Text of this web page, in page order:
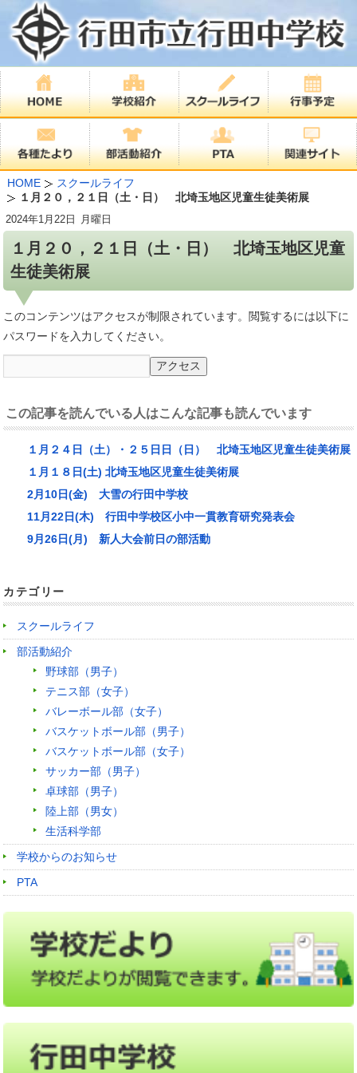
HOME
スクールライフ
１月２０，２１日（土・日） 北埼玉地区児童生徒美術展
１月２０，２１日（土・日） 北埼玉地区児童
生徒美術展
2024年1月22日 月曜日
このコンテンツはアクセスが制限されています。閲覧するには以下に
パスワードを入力してください。
この記事を読んでいる人はこんな記事も読んでいます
１月２４日（土）・２５日日（日） 北埼玉地区児童生徒美術展
１月１８日(土) 北埼玉地区児童生徒美術展
2月10日(金) 大雪の行田中学校
11月22日(木) 行田中学校区小中一貫教育研究発表会
9月26日(月) 新人大会前日の部活動
カテゴリー
スクールライフ
部活動紹介
野球部（男子）
テニス部（女子）
バレーボール部（女子）
バスケットボール部（男子）
バスケットボール部（女子）
サッカー部（男子）
卓球部（男子）
陸上部（男女）
生活科学部
学校からのお知らせ
PTA